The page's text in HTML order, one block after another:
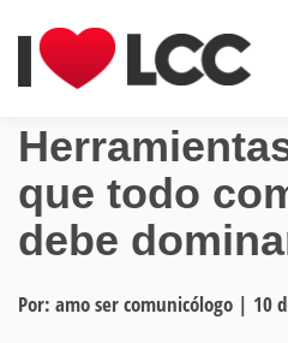
que todo
debe
Por: amo ser comunicólogo | 10